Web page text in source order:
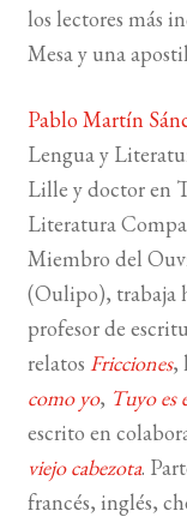
los lectores más
Mesa y una
Pablo Martín
Lengua y
Lille y doctor en
Literatura
Miembro del
(Oulipo), trabaja
profesor de
relatos Fricciones,
como yo, Tuyo es
escrito en
viejo cabezota.
francés, inglés,